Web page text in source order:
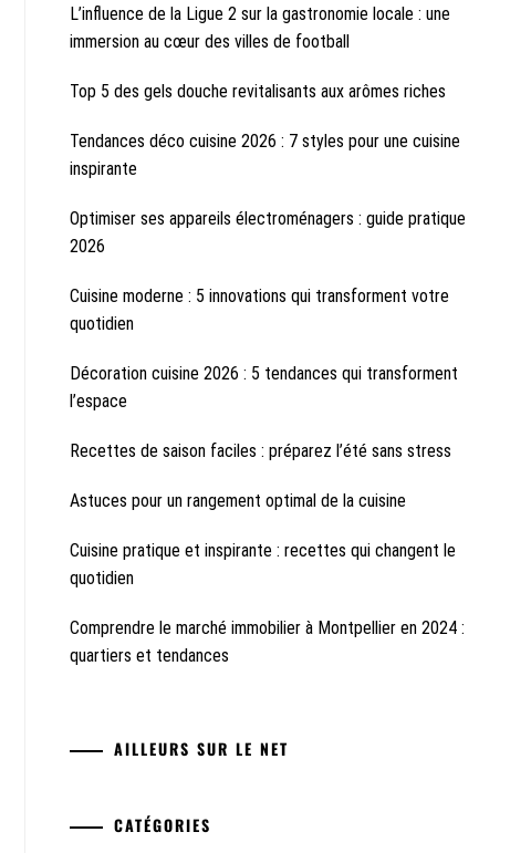
L’influence de la Ligue 2 sur la gastronomie locale : une
immersion au cœur des villes de football
Top 5 des gels douche revitalisants aux arômes riches
Tendances déco cuisine 2026 : 7 styles pour une cuisine
inspirante
Optimiser ses appareils électroménagers : guide pratique
2026
Cuisine moderne : 5 innovations qui transforment votre
quotidien
Décoration cuisine 2026 : 5 tendances qui transforment
l’espace
Recettes de saison faciles : préparez l’été sans stress
Astuces pour un rangement optimal de la cuisine
Cuisine pratique et inspirante : recettes qui changent le
quotidien
Comprendre le marché immobilier à Montpellier en 2024 :
quartiers et tendances
AILLEURS SUR LE NET
CATÉGORIES